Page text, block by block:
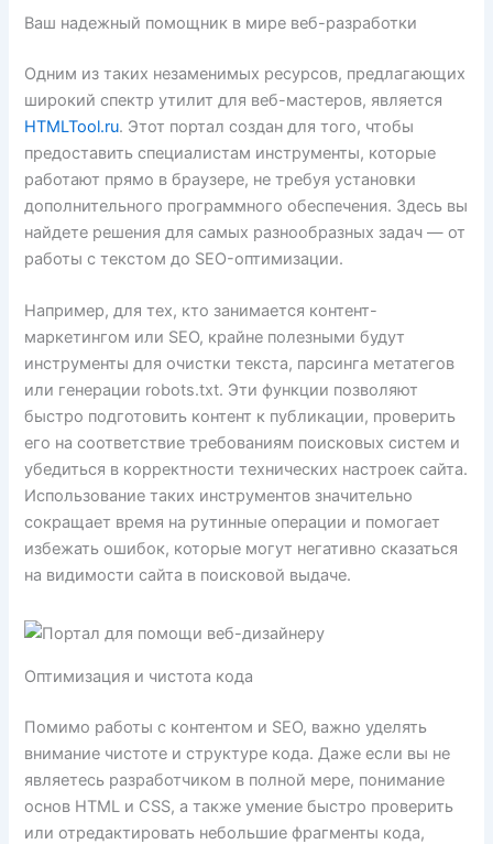
Ваш надежный помощник в мире веб-разработки
Одним из таких незаменимых ресурсов, предлагающих
широкий спектр утилит для веб-мастеров, является
HTMLTool.ru. Этот портал создан для того, чтобы
предоставить специалистам инструменты, которые
работают прямо в браузере, не требуя установки
дополнительного программного обеспечения. Здесь вы
найдете решения для самых разнообразных задач — от
работы с текстом до SEO-оптимизации.
Например, для тех, кто занимается контент-
маркетингом или SEO, крайне полезными будут
инструменты для очистки текста, парсинга метатегов
или генерации robots.txt. Эти функции позволяют
быстро подготовить контент к публикации, проверить
его на соответствие требованиям поисковых систем и
убедиться в корректности технических настроек сайта.
Использование таких инструментов значительно
сокращает время на рутинные операции и помогает
избежать ошибок, которые могут негативно сказаться
на видимости сайта в поисковой выдаче.
Оптимизация и чистота кода
Помимо работы с контентом и SEO, важно уделять
внимание чистоте и структуре кода. Даже если вы не
являетесь разработчиком в полной мере, понимание
основ HTML и CSS, а также умение быстро проверить
или отредактировать небольшие фрагменты кода,